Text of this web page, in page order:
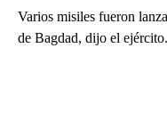
Varios misiles fueron
de Bagdad, dijo el ejército.